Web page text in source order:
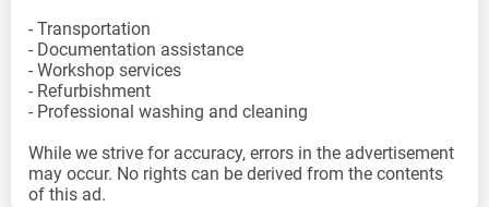
- Transportation
- Documentation assistance
- Workshop services
- Refurbishment
- Professional washing and cleaning
While we strive for accuracy, errors in the advertisement
may occur. No rights can be derived from the contents
of this ad.